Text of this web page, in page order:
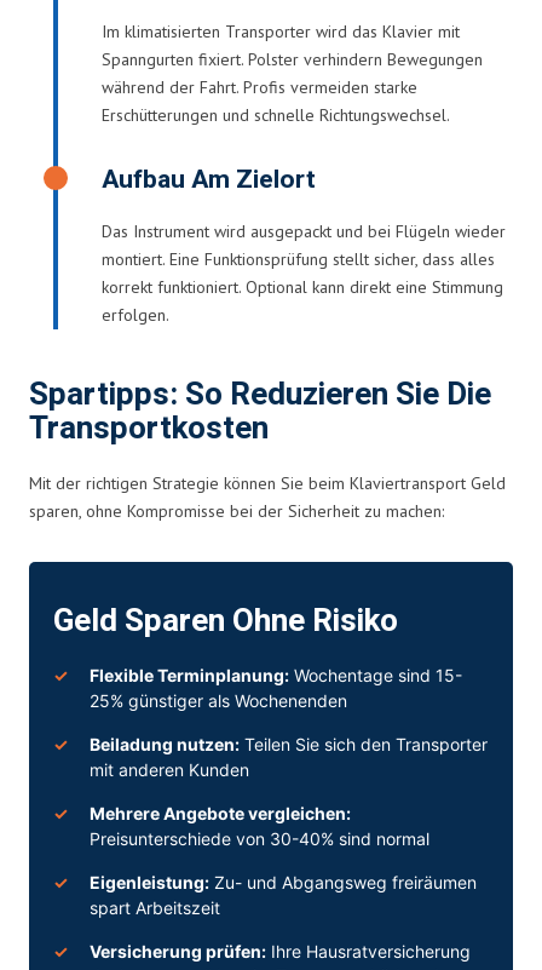
Im klimatisierten Transporter wird das Klavier mit
Spanngurten fixiert. Polster verhindern Bewegungen
während der Fahrt. Profis vermeiden starke
Erschütterungen und schnelle Richtungswechsel.
Aufbau Am Zielort
Das Instrument wird ausgepackt und bei Flügeln wieder
montiert. Eine Funktionsprüfung stellt sicher, dass alles
korrekt funktioniert. Optional kann direkt eine Stimmung
erfolgen.
Spartipps: So Reduzieren Sie Die
Transportkosten
Mit der richtigen Strategie können Sie beim Klaviertransport Geld
sparen, ohne Kompromisse bei der Sicherheit zu machen:
Geld Sparen Ohne Risiko
Flexible Terminplanung: Wochentage sind 15-
25% günstiger als Wochenenden
Beiladung nutzen: Teilen Sie sich den Transporter
mit anderen Kunden
Mehrere Angebote vergleichen:
Preisunterschiede von 30-40% sind normal
Eigenleistung: Zu- und Abgangsweg freiräumen
spart Arbeitszeit
Versicherung prüfen: Ihre Hausratversicherung